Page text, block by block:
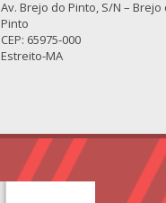
Av. Brejo do Pinto, S/N – Brejo
Pinto
CEP: 65975-000
Estreito-MA